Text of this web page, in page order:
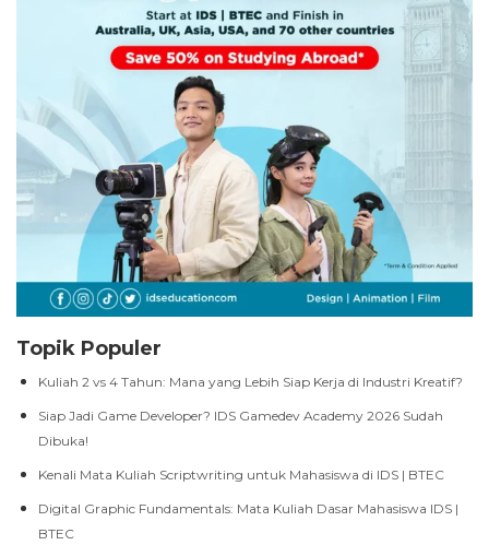
Topik Populer
Kuliah 2 vs 4 Tahun: Mana yang Lebih Siap Kerja di Industri Kreatif?
Siap Jadi Game Developer? IDS Gamedev Academy 2026 Sudah
Dibuka!
Kenali Mata Kuliah Scriptwriting untuk Mahasiswa di IDS | BTEC
Digital Graphic Fundamentals: Mata Kuliah Dasar Mahasiswa IDS |
BTEC